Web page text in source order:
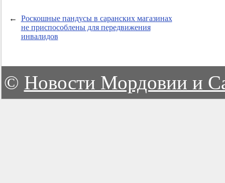
←
Роскошные пандусы в саранских магазинах
не приспособлены для передвижения
инвалидов
© Новости Мордовии и